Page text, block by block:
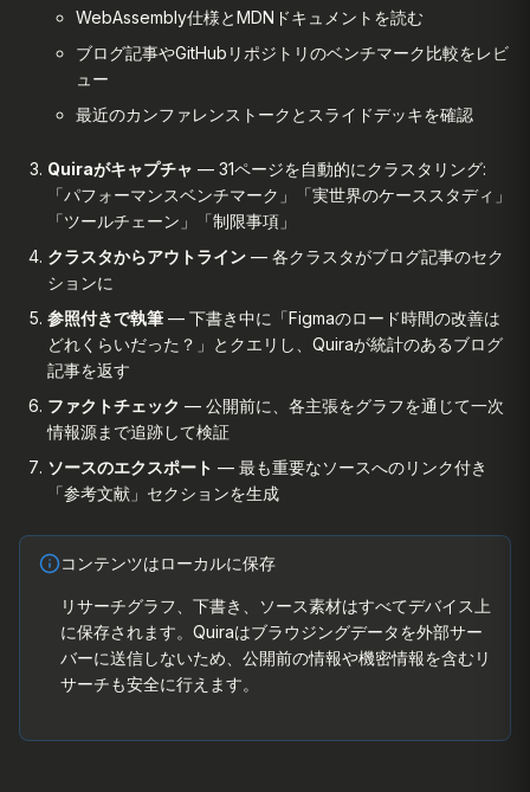
WebAssembly仕様とMDNドキュメントを読む
ブログ記事やGitHubリポジトリのベンチマーク比較をレビ
ュー
最近のカンファレンストークとスライドデッキを確認
Quiraがキャプチャ — 31ページを自動的にクラスタリング:
「パフォーマンスベンチマーク」「実世界のケーススタディ」
「ツールチェーン」「制限事項」
クラスタからアウトライン — 各クラスタがブログ記事のセク
ションに
参照付きで執筆 — 下書き中に「Figmaのロード時間の改善は
どれくらいだった？」とクエリし、Quiraが統計のあるブログ
記事を返す
ファクトチェック — 公開前に、各主張をグラフを通じて一次
情報源まで追跡して検証
ソースのエクスポート — 最も重要なソースへのリンク付き
「参考文献」セクションを生成
コンテンツはローカルに保存
リサーチグラフ、下書き、ソース素材はすべてデバイス上
に保存されます。Quiraはブラウジングデータを外部サー
バーに送信しないため、公開前の情報や機密情報を含むリ
サーチも安全に行えます。